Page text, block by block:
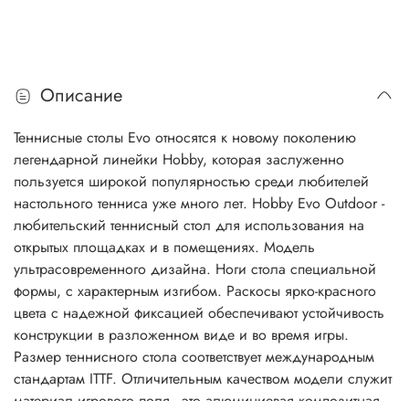
Описание
Теннисные столы Evo относятся к новому поколению
легендарной линейки Hobby, которая заслуженно
пользуется широкой популярностью среди любителей
настольного тенниса уже много лет. Hobby Evo Outdoor -
любительский теннисный стол для использования на
открытых площадках и в помещениях. Модель
ультрасовременного дизайна. Ноги стола специальной
формы, с характерным изгибом. Раскосы ярко-красного
цвета с надежной фиксацией обеспечивают устойчивость
конструкции в разложенном виде и во время игры.
Размер теннисного стола соответствует международным
стандартам ITTF. Отличительным качеством модели служит